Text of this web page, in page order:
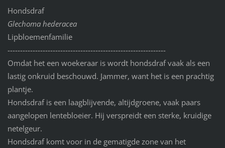
Hondsdraf
Glechoma hederacea
Lipbloemenfamilie
---------------------------------------------------------------
Omdat het een woekeraar is wordt hondsdraf vaak als een
lastig onkruid beschouwd. Jammer, want het is een prachtig
plantje.
Hondsdraf is een laagblijvende, altijdgroene, vaak paars
aangelopen lentebloeier. Hij verspreidt een sterke, kruidige
netelgeur.
Hondsdraf komt voor in de gematigde zone van het